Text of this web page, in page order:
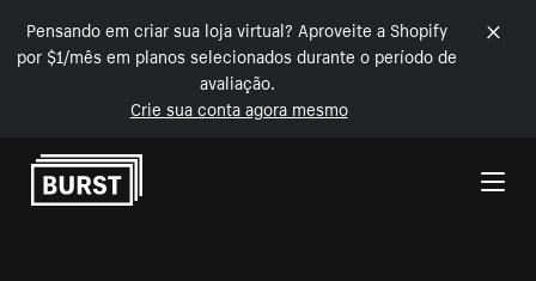
Pensando em criar sua loja virtual? Aproveite a Shopify
por $1/mês em planos selecionados durante o período de
avaliação.
Crie sua conta agora mesmo
Pular para o conteúdo